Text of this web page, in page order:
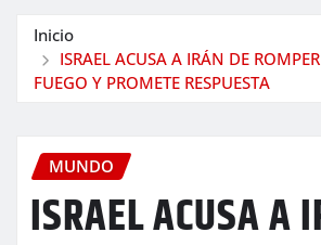
Inicio
ISRAEL ACUSA A IRÁN DE
FUEGO Y PROMETE RESPUESTA
MUNDO
ISRAEL ACUSA A